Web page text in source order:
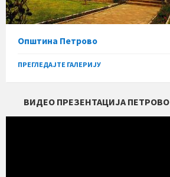
Општина Петрово
ПРЕГЛЕДАЈТЕ ГАЛЕРИЈУ
ВИДЕО ПРЕЗЕНТАЦИЈА ПЕТРОВО